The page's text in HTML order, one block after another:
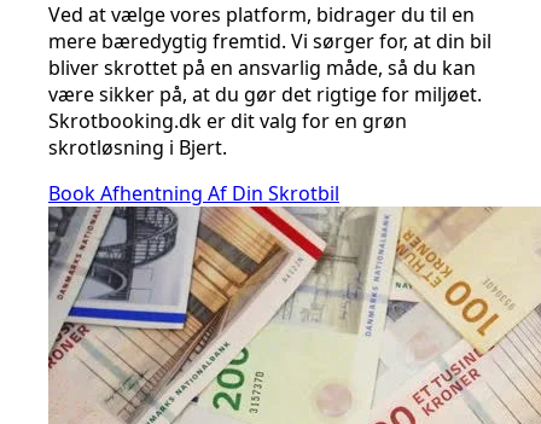
Ved at vælge vores platform, bidrager du til en
mere bæredygtig fremtid. Vi sørger for, at din bil
bliver skrottet på en ansvarlig måde, så du kan
være sikker på, at du gør det rigtige for miljøet.
Skrotbooking.dk er dit valg for en grøn
skrotløsning i Bjert.
Book Afhentning Af Din Skrotbil